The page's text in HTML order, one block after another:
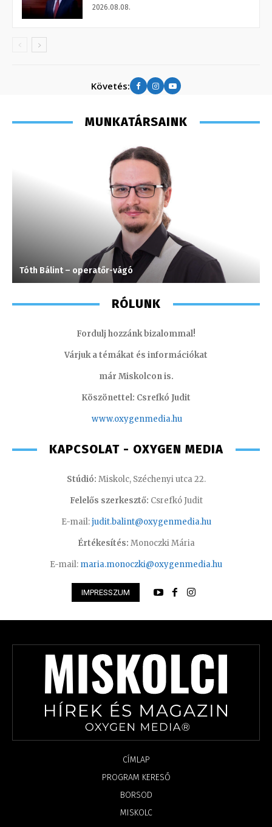
2026.08.08.
Követés:
MUNKATÁRSAINK
Tóth Bálint – operatőr-vágó
RÓLUNK
Fordulj hozzánk bizalommal!
Várjuk a témákat és információkat
már Miskolcon is.
Köszönettel: Csrefkó Judit
www.oxygenmedia.hu
KAPCSOLAT - OXYGEN MEDIA
Stúdió: Miskolc, Széchenyi utca 22.
Felelős szerkesztő: Csrefkó Judit
E-mail:judit.balint@oxygenmedia.hu
Értékesítés: Monoczki Mária
E-mail: maria.monoczki@oxygenmedia.hu
IMPRESSZUM
CÍMLAP
PROGRAM KERESŐ
BORSOD
MISKOLC